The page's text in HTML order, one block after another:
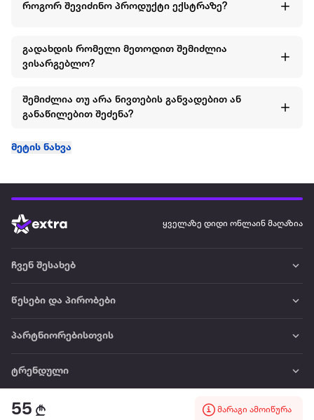
55 მარაგი ამოიწურა
როგორ შევიძინო პროდუქტი ექსტრაზე?
გადახდის რომელი მეთოდით შემიძლია
ვისარგებლო?
შემიძლია თუ არა ნივთების განვადებით ან
განაწილებით შეძენა?
მეტის ნახვა
ყველაზე დიდი ონლაინ მაღაზია
ჩვენ შესახებ
წესები და პირობები
პარტნიორებისთვის
ტრენდული
პოპულარული